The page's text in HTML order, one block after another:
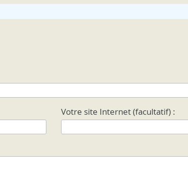
Votre site Internet (facultatif) :